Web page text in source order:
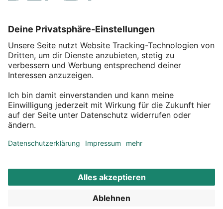
Service
Über DEPOT
Kontakt
Aktionsbedingungen